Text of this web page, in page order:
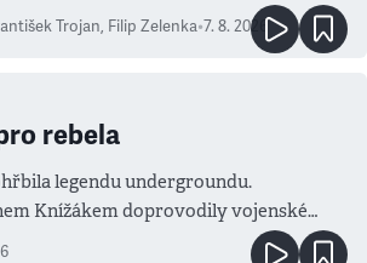
Trojan, Filip Zelenka•7. 8. 2026
rebela
legendu undergroundu.
Knížákem doprovodily vojenské